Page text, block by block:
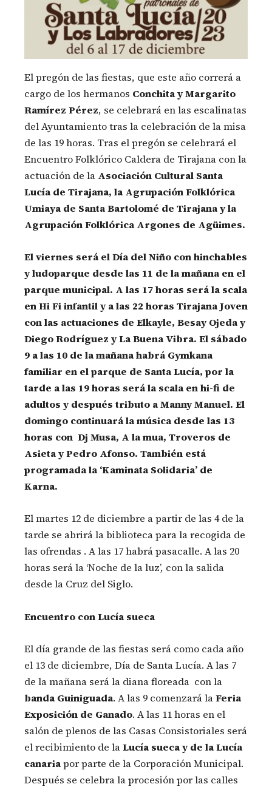
El pregón de las fiestas, que este año correrá a
cargo de los hermanos Conchita y Margarito
Ramírez Pérez, se celebrará en las escalinatas
del Ayuntamiento tras la celebración de la misa
de las 19 horas. Tras el pregón se celebrará el
Encuentro Folklórico Caldera de Tirajana con la
actuación de la Asociación Cultural Santa
Lucía de Tirajana, la Agrupación Folklórica
Umiaya de Santa Bartolomé de Tirajana y la
Agrupación Folklórica Argones de Agüimes.
El viernes será el Día del Niño con hinchables
y ludoparque desde las 11 de la mañana en el
parque municipal. A las 17 horas será la scala
en Hi Fi infantil y a las 22 horas Tirajana Joven
con las actuaciones de Elkayle, Besay Ojeda y
Diego Rodríguez y La Buena Vibra. El sábado
9 a las 10 de la mañana habrá Gymkana
familiar en el parque de Santa Lucía, por la
tarde a las 19 horas será la scala en hi-fi de
adultos y después tributo a Manny Manuel. El
domingo continuará la música desde las 13
horas con Dj Musa, A la mua, Troveros de
Asieta y Pedro Afonso. También está
programada la ‘Kaminata Solidaria’ de
Karna.
El martes 12 de diciembre a partir de las 4 de la
tarde se abrirá la biblioteca para la recogida de
las ofrendas . A las 17 habrá pasacalle. A las 20
horas será la ‘Noche de la luz’, con la salida
desde la Cruz del Siglo.
Encuentro con Lucía sueca
El día grande de las fiestas será como cada año
el 13 de diciembre, Día de Santa Lucía. A las 7
de la mañana será la diana floreada con la
banda Guiniguada. A las 9 comenzará laFeria
Exposición de Ganado. A las 11 horas en el
salón de plenos de las Casas Consistoriales será
el recibimiento de laLucía sueca y de la Lucía
canariapor parte de la Corporación Municipal.
Después se celebra la procesión por las calles